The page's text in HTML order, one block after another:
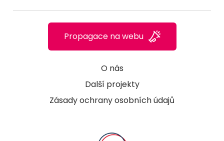
O nás
Další projekty
Zásady ochrany osobních údajů
Propagace na webu